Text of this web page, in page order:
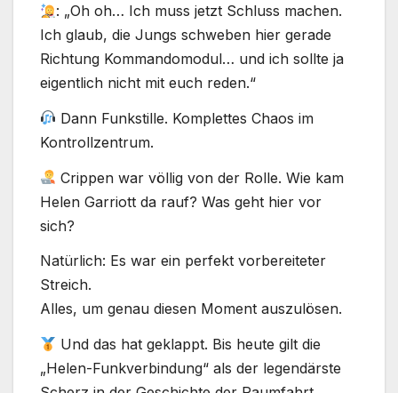
: „Oh oh… Ich muss jetzt Schluss machen.
Ich glaub, die Jungs schweben hier gerade
Richtung Kommandomodul… und ich sollte ja
eigentlich nicht mit euch reden.“
Dann Funkstille. Komplettes Chaos im
Kontrollzentrum.
Crippen war völlig von der Rolle. Wie kam
Helen Garriott da rauf? Was geht hier vor
sich?
Natürlich: Es war ein perfekt vorbereiteter
Streich.
Alles, um genau diesen Moment auszulösen.
Und das hat geklappt. Bis heute gilt die
„Helen-Funkverbindung“ als der legendärste